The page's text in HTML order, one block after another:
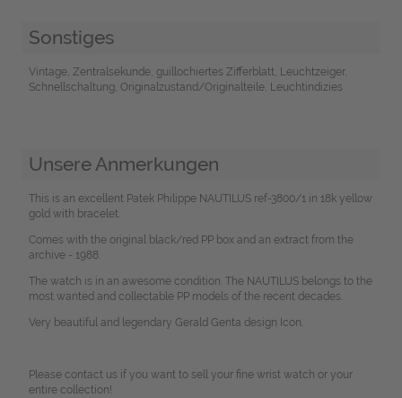
Sonstiges
Vintage, Zentralsekunde, guillochiertes Zifferblatt, Leuchtzeiger,
Schnellschaltung, Originalzustand/Originalteile, Leuchtindizies
Unsere Anmerkungen
This is an excellent Patek Philippe NAUTILUS ref-3800/1 in 18k yellow
gold with bracelet.
Comes with the original black/red PP box and an extract from the
archive - 1988.
The watch is in an awesome condition. The NAUTILUS belongs to the
most wanted and collectable PP models of the recent decades.
Very beautiful and legendary Gerald Genta design Icon.
Please contact us if you want to sell your fine wrist watch or your
entire collection!